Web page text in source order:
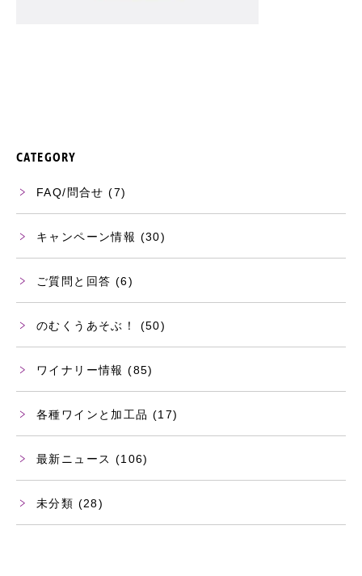
CATEGORY
FAQ/問合せ (7)
キャンペーン情報 (30)
ご質問と回答 (6)
のむくうあそぶ！ (50)
ワイナリー情報 (85)
各種ワインと加工品 (17)
最新ニュース (106)
未分類 (28)